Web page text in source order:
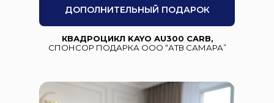
КВАДРОЦИКЛ KAYO AU300 CARB,
СПОНСОР ПОДАРКА ООО “АТВ САМАРА”
ДОПОЛНИТЕЛЬНЫЙ ПОДАРОК